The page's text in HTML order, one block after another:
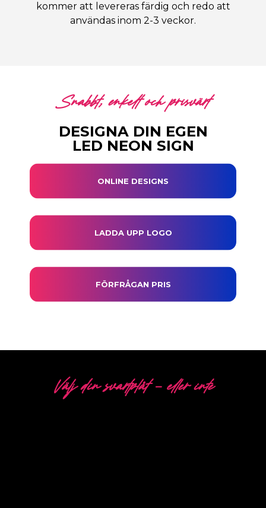
kommer att levereras färdig och redo att
användas inom 2-3 veckor.
Snabbt, enkelt och prisvärt
DESIGNA DIN EGEN
LED NEON SIGN
ONLINE DESIGNS
LADDA UPP LOGO
FÖRFRÅGAN PRIS
Välj din svartplåt - eller inte